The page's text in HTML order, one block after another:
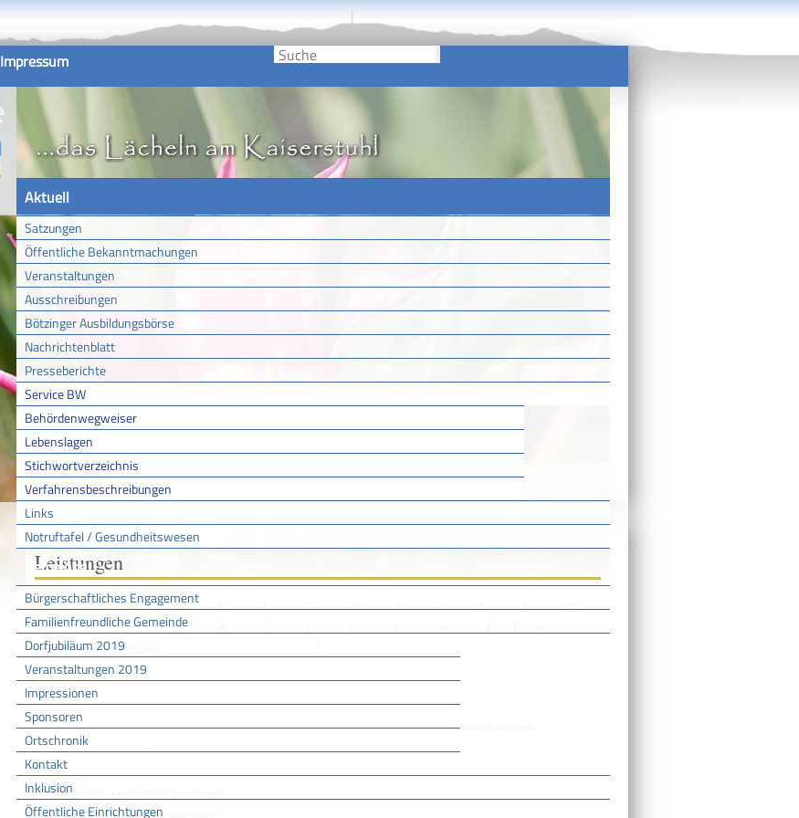
Impressum
Aktuell
Satzungen
Öffentliche Bekanntmachungen
Veranstaltungen
Ausschreibungen
Bötzinger Ausbildungsbörse
Nachrichtenblatt
Presseberichte
Service BW
Behördenwegweiser
Lebenslagen
Stichwortverzeichnis
Verfahrensbeschreibungen
Links
Notruftafel / Gesundheitswesen
Gemeinde
Bürgerschaftliches Engagement
Familienfreundliche Gemeinde
Dorfjubiläum 2019
Veranstaltungen 2019
Impressionen
Sponsoren
Ortschronik
Kontakt
Inklusion
Öffentliche Einrichtungen
Sie sind hier:Startseite /Aktuell /Service BW /Verfahrensbeschreibungen
Leistungen
A B C D E F G H I J K L
M
N
O P Q
Leistungen suchen
A
Abbrennen von pyrotechnischen Gegenständen als Erlaubnis- oder Befähigungsscheininhaber anzeigen
Abendgymnasium - Aufnahme beantragen
Abfall und Müll entsorgen
Abfallentsorgernummer beantragen
Abfallerzeugernummer beantragen